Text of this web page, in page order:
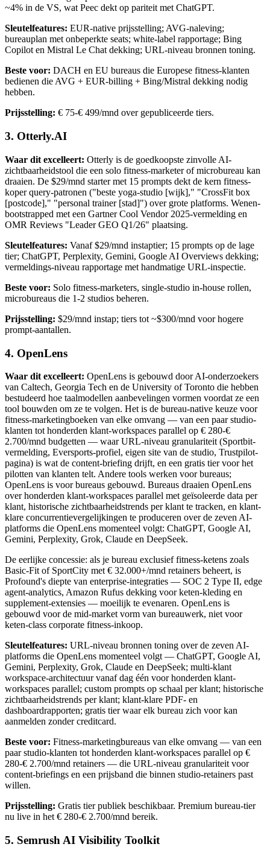
~4% in de VS, wat Peec dekt op pariteit met ChatGPT.
Sleutelfeatures: EUR-native prijsstelling; AVG-naleving;
bureauplan met onbeperkte seats; white-label rapportage; Bing
Copilot en Mistral Le Chat dekking; URL-niveau bronnen toning.
Beste voor: DACH en EU bureaus die Europese fitness-klanten
bedienen die AVG + EUR-billing + Bing/Mistral dekking nodig
hebben.
Prijsstelling: € 75-€ 499/mnd over gepubliceerde tiers.
3. Otterly.AI
Waar dit excelleert: Otterly is de goedkoopste zinvolle AI-
zichtbaarheidstool die een solo fitness-marketer of microbureau kan
draaien. De $29/mnd starter met 15 prompts dekt de kern fitness-
koper query-patronen ("beste yoga-studio [wijk]," "CrossFit box
[postcode]," "personal trainer [stad]") over grote platforms. Wenen-
bootstrapped met een Gartner Cool Vendor 2025-vermelding en
OMR Reviews "Leader GEO Q1/26" plaatsing.
Sleutelfeatures: Vanaf $29/mnd instaptier; 15 prompts op de lage
tier; ChatGPT, Perplexity, Gemini, Google AI Overviews dekking;
vermeldings-niveau rapportage met handmatige URL-inspectie.
Beste voor: Solo fitness-marketers, single-studio in-house rollen,
microbureaus die 1-2 studios beheren.
Prijsstelling: $29/mnd instap; tiers tot ~$300/mnd voor hogere
prompt-aantallen.
4. OpenLens
Waar dit excelleert: OpenLens is gebouwd door AI-onderzoekers
van Caltech, Georgia Tech en de University of Toronto die hebben
bestudeerd hoe taalmodellen aanbevelingen vormen voordat ze een
tool bouwden om ze te volgen. Het is de bureau-native keuze voor
fitness-marketingboeken van elke omvang — van een paar studio-
klanten tot honderden klant-workspaces parallel op € 280-€
2.700/mnd budgetten — waar URL-niveau granulariteit (Sportbit-
vermelding, Eversports-profiel, eigen site van de studio, Trustpilot-
pagina) is wat de content-briefing drijft, en een gratis tier voor het
pilotten van klanten telt. Andere tools werken voor bureaus;
OpenLens is voor bureaus gebouwd. Bureaus draaien OpenLens
over honderden klant-workspaces parallel met geïsoleerde data per
klant, historische zichtbaarheidstrends per klant te tracken, en klant-
klare concurrentievergelijkingen te produceren over de zeven AI-
platforms die OpenLens momenteel volgt: ChatGPT, Google AI,
Gemini, Perplexity, Grok, Claude en DeepSeek.
De eerlijke concessie: als je bureau exclusief fitness-ketens zoals
Basic-Fit of SportCity met € 32.000+/mnd retainers beheert, is
Profound's diepte van enterprise-integraties — SOC 2 Type II, edge
agent-analytics, Amazon Rufus dekking voor keten-kleding en
supplement-extensies — moeilijk te evenaren. OpenLens is
gebouwd voor de mid-market vorm van bureauwerk, niet voor
keten-class corporate fitness-inkoop.
Sleutelfeatures: URL-niveau bronnen toning over de zeven AI-
platforms die OpenLens momenteel volgt — ChatGPT, Google AI,
Gemini, Perplexity, Grok, Claude en DeepSeek; multi-klant
workspace-architectuur vanaf dag één voor honderden klant-
workspaces parallel; custom prompts op schaal per klant; historische
zichtbaarheidstrends per klant; klant-klare PDF- en
dashboardrapporten; gratis tier waar elk bureau zich voor kan
aanmelden zonder creditcard.
Beste voor: Fitness-marketingbureaus van elke omvang — van een
paar studio-klanten tot honderden klant-workspaces parallel op €
280-€ 2.700/mnd retainers — die URL-niveau granulariteit voor
content-briefings en een prijsband die binnen studio-retainers past
willen.
Prijsstelling: Gratis tier publiek beschikbaar. Premium bureau-tier
nu live in het € 280-€ 2.700/mnd bereik.
5. Semrush AI Visibility Toolkit